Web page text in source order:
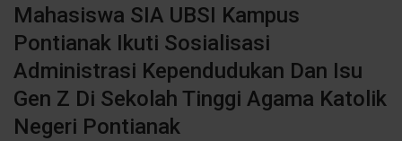
Mahasiswa SIA UBSI Kampus
Pontianak Ikuti Sosialisasi
Administrasi Kependudukan Dan Isu
Gen Z Di Sekolah Tinggi Agama Katolik
Negeri Pontianak